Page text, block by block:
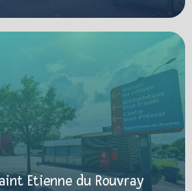
Etienne du Rouvray